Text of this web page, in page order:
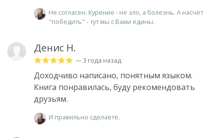
Не согласен. Курение - не зло, а болезнь. А насчёт
"победить" - тут мы с Вами едины.
Денис Н.
— 3 года назад
Доходчиво написано, понятным языком.
Книга понравилась, буду рекомендовать
друзьям.
И правильно сделаете.